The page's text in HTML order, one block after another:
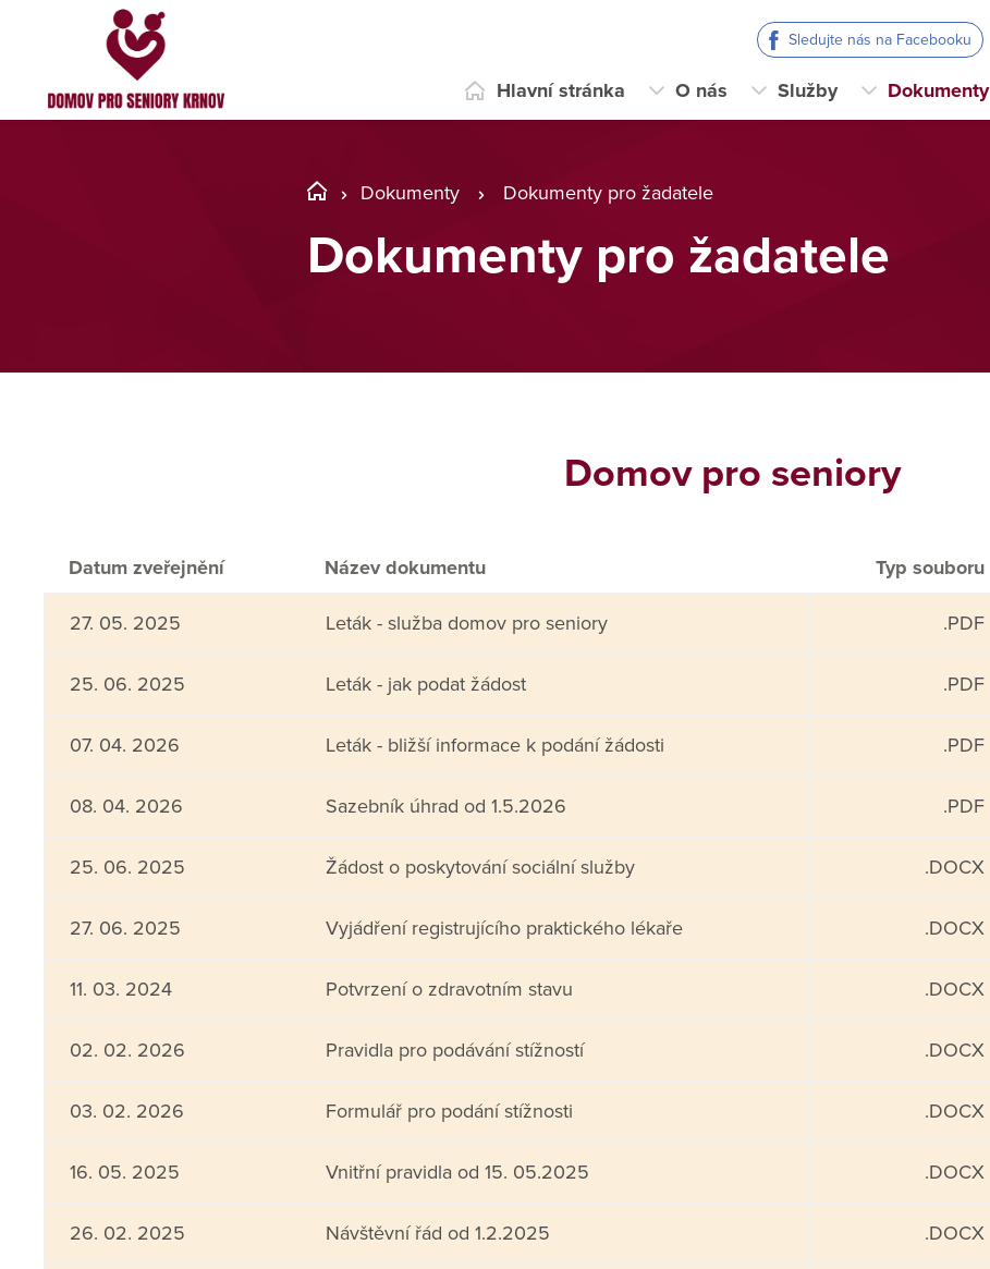
Sledujte nás na Facebooku
Hlavní stránka O nás Služby Dokumenty
Dokumenty Dokumenty pro žadatele
Dokumenty pro žadatele
Domov pro seniory
Datum zveřejnění Název dokumentu Typ souboru
27. 05. 2025 Leták - služba domov pro seniory .PDF
25. 06. 2025 Leták - jak podat žádost .PDF
07. 04. 2026 Leták - bližší informace k podání žádosti .PDF
08. 04. 2026 Sazebník úhrad od 1.5.2026 .PDF
25. 06. 2025 Žádost o poskytování sociální služby .DOCX
27. 06. 2025 Vyjádření registrujícího praktického lékaře .DOCX
11. 03. 2024 Potvrzení o zdravotním stavu .DOCX
02. 02. 2026 Pravidla pro podávání stížností .DOCX
03. 02. 2026 Formulář pro podání stížnosti .DOCX
16. 05. 2025 Vnitřní pravidla od 15. 05.2025 .DOCX
26. 02. 2025 Návštěvní řád od 1.2.2025 .DOCX